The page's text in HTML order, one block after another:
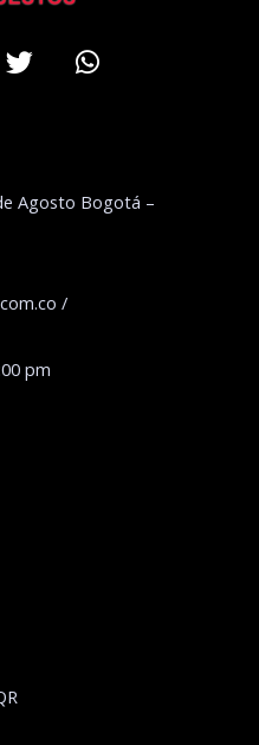
TwitterWhatsapp
Agosto Bogotá –
/
pm